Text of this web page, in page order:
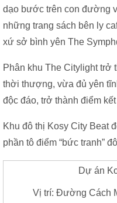
dạo bước trên con đường
những trang sách bên ly
xứ sở bình yên The
Phân khu The Citylight trở
thời thượng, vừa đủ yên
độc đáo, trở thành điểm
Khu đô thị Kosy City Beat
phần tô điểm “bức tranh”
Dự án
Vị trí: Đường Cách